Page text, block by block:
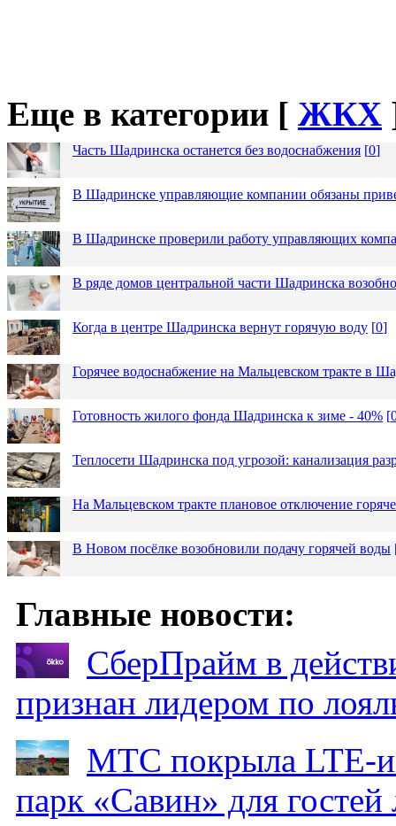
Еще в категории [ ЖКХ
Часть Шадринска останется без водоснабжения [0]
В Шадринске управляющие компании обязаны
В Шадринске проверили работу управляющих
В ряде домов центральной части Шадринска
Когда в центре Шадринска вернут горячую воду [0]
Горячее водоснабжение на Мальцевском тракте в
Готовность жилого фонда Шадринска к зиме - 40% [
Теплосети Шадринска под угрозой: канализация
На Мальцевском тракте плановое отключение
В Новом посёлке возобновили подачу горячей воды
Главные новости:
СберПрайм в
признан лидером по
МТС покрыла LTE-
парк «Савин» для гостей